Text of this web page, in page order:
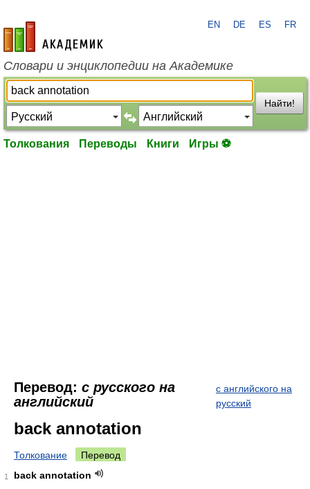
academic.ru
EN DE ES FR
Словари и энциклопедии на Академике
Найти!
Толкования Переводы Книги Игры ⚽
Перевод: с русского на
английский
с английского на
русский
back annotation
Толкование Перевод
1
back annotation